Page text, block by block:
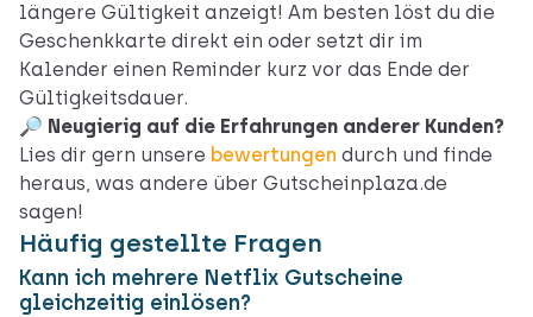
längere Gültigkeit anzeigt! Am besten löst du die
Geschenkkarte direkt ein oder setzt dir im
Kalender einen Reminder kurz vor das Ende der
Gültigkeitsdauer.
🔎 Neugierig auf die Erfahrungen anderer Kunden?
Lies dir gern unsere bewertungen durch und finde
heraus, was andere über Gutscheinplaza.de
sagen!
Häufig gestellte Fragen
Kann ich mehrere Netflix Gutscheine
gleichzeitig einlösen?